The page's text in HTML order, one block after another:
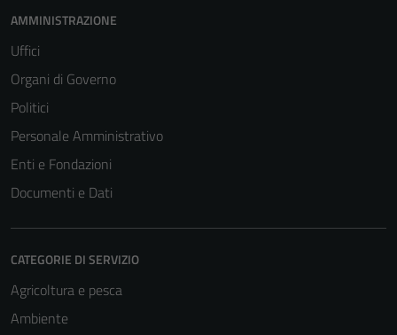
AMMINISTRAZIONE
Uffici
Organi di Governo
Politici
Personale Amministrativo
Enti e Fondazioni
Documenti e Dati
CATEGORIE DI SERVIZIO
Agricoltura e pesca
Ambiente